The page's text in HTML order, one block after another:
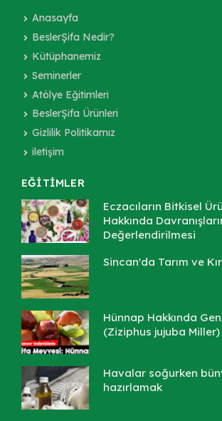
Anasayfa
BeslerŞifa Nedir?
Kütüphanemiz
Seminerler
Atölye Eğitimleri
BeslerŞifa Ürünleri
Gizlilik Politikamız
iletişim
EĞİTİMLER
Eczacıların Bitkisel
Hakkında
Değerlendirilmesi
Sincan'da Tarım ve
Hünnap Hakkında
(Ziziphus jujuba Miller)
Havalar soğurken
hazırlamak